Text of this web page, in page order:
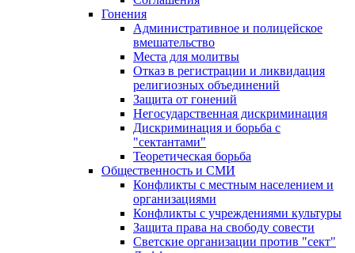
Гонения
Административное и полицейское
вмешательство
Места для молитвы
Отказ в регистрации и ликвидация
религиозных объединений
Защита от гонений
Негосударственная дискриминация
Дискриминация и борьба с
"сектантами"
Теоретическая борьба
Общественность и СМИ
Конфликты с местным населением и
организациями
Конфликты с учреждениями культуры
Защита права на свободу совести
Светские организации против "сект"